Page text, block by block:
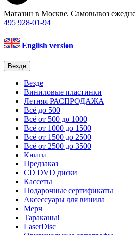
Магазин в Москве. Самовывоз
495 928-01-94
English version
Везде
Везде
Виниловые пластинки
Летняя РАСПРОДАЖА
Всё до 500
Всё от 500 до 1000
Всё от 1000 до 1500
Всё от 1500 до 2500
Всё от 2500 до 3500
Книги
Предзаказ
CD DVD диски
Кассеты
Подарочные сертификаты
Аксессуары для винила
Мерч
Тараканы!
LaserDisc